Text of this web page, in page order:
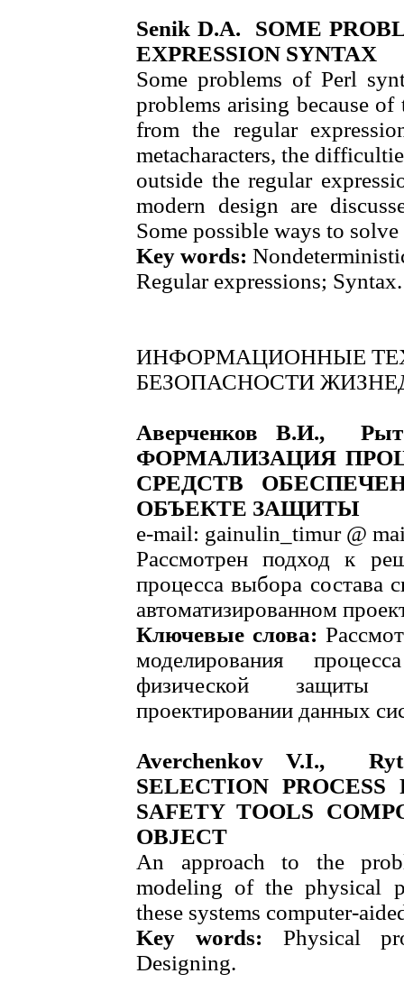
Senik D.A. SOME
EXPRESSION SYNTAX
Some problems of Perl
problems arising because of
from the regular
metacharacters, the
outside the regular
modern design are
Some possible ways to
Key words:
Regular expressions; Syntax.
ИНФОРМАЦИОННЫЕ
БЕЗОПАСНОСТИ
Аверченков В.И.,
ФОРМАЛИЗАЦИЯ
СРЕДСТВ
ОБЪЕКТЕ ЗАЩИТЫ
e-mail: gainulin_timur @
Рассмотрен подход к
процесса выбора состава
автоматизированном
Ключевые слова:
моделирования
физической защиты
проектировании данных
Averchenkov V.I.,
SELECTION
SAFETY TOOLS
OBJECT
An approach to the
modeling of the physical
these systems computer-
Key words: Physical
Designing.